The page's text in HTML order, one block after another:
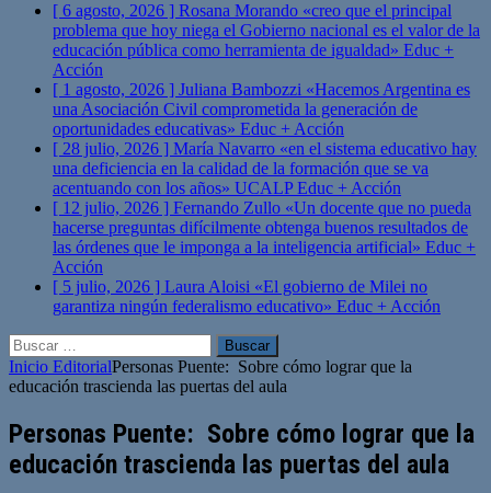
[ 6 agosto, 2026 ] Rosana Morando «creo que el principal
problema que hoy niega el Gobierno nacional es el valor de la
educación pública como herramienta de igualdad» Educ +
Acción
[ 1 agosto, 2026 ] Juliana Bambozzi «Hacemos Argentina es
una Asociación Civil comprometida la generación de
oportunidades educativas» Educ + Acción
[ 28 julio, 2026 ] María Navarro «en el sistema educativo hay
una deficiencia en la calidad de la formación que se va
acentuando con los años» UCALPEduc + Acción
[ 12 julio, 2026 ] Fernando Zullo «Un docente que no pueda
hacerse preguntas difícilmente obtenga buenos resultados de
las órdenes que le imponga a la inteligencia artificial» Educ +
Acción
[ 5 julio, 2026 ] Laura Aloisi «El gobierno de Milei no
garantiza ningún federalismo educativo» Educ + Acción
Buscar:
Inicio EditorialPersonas Puente: Sobre cómo lograr que la
educación trascienda las puertas del aula
Personas Puente: Sobre cómo lograr que la
educación trascienda las puertas del aula